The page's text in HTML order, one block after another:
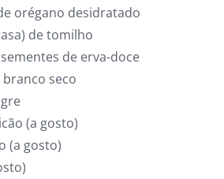
orégano desidratado
de tomilho
de erva-doce
seco
(a gosto)
(a gosto)